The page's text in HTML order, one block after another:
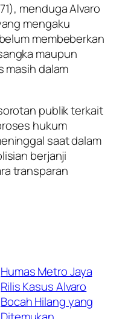
menduga Alvaro
mengaku
membeberkan
maupun
masih dalam
publik terkait
hukum
saat dalam
berjanji
transparan
Humas Metro Jaya
Rilis Kasus Alvaro
Bocah Hilang yang